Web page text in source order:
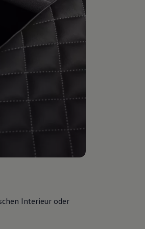
Interieur oder